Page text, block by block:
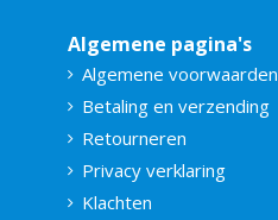
Algemene pagina's
Algemene voorwaarden
Betaling en verzending
Retourneren
Privacy verklaring
Klachten